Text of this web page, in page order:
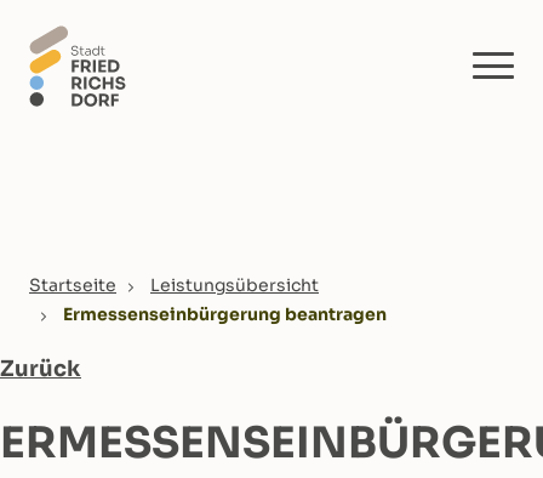
You are here:
Startseite
Leistungsübersicht
Ermessenseinbürgerung beantragen
Zurück